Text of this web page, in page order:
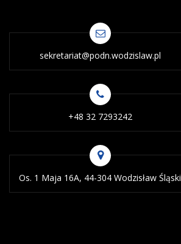
sekretariat@podn.wodzislaw.pl
+48 32 7293242
Os. 1 Maja 16A, 44-304 Wodzisław Śląski